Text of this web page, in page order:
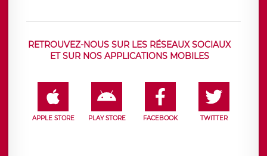
RETROUVEZ-NOUS SUR LES RÉSEAUX SOCIAUX
ET SUR NOS APPLICATIONS MOBILES
APPLE STORE PLAY STORE FACEBOOK TWITTER